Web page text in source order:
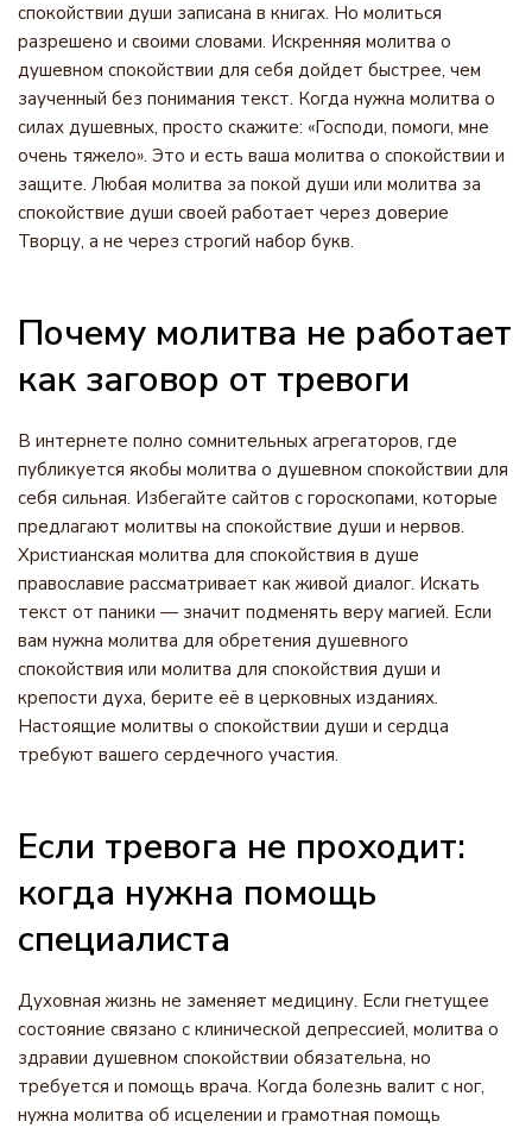
спокойствии души записана в книгах. Но молиться
разрешено и своими словами. Искренняя молитва о
душевном спокойствии для себя дойдет быстрее, чем
заученный без понимания текст. Когда нужна молитва о
силах душевных, просто скажите: «Господи, помоги, мне
очень тяжело». Это и есть ваша молитва о спокойствии и
защите. Любая молитва за покой души или молитва за
спокойствие души своей работает через доверие
Творцу, а не через строгий набор букв.
Почему молитва не работает
как заговор от тревоги
В интернете полно сомнительных агрегаторов, где
публикуется якобы молитва о душевном спокойствии для
себя сильная. Избегайте сайтов с гороскопами, которые
предлагают молитвы на спокойствие души и нервов.
Христианская молитва для спокойствия в душе
православие рассматривает как живой диалог. Искать
текст от паники — значит подменять веру магией. Если
вам нужна молитва для обретения душевного
спокойствия или молитва для спокойствия души и
крепости духа, берите её в церковных изданиях.
Настоящие молитвы о спокойствии души и сердца
требуют вашего сердечного участия.
Если тревога не проходит:
когда нужна помощь
специалиста
Духовная жизнь не заменяет медицину. Если гнетущее
состояние связано с клинической депрессией, молитва о
здравии душевном спокойствии обязательна, но
требуется и помощь врача. Когда болезнь валит с ног,
нужна молитва об исцелении и грамотная помощь